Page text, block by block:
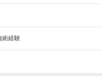
術経験